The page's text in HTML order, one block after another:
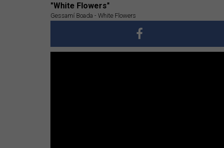
"White Flowers"
Gessamí Boada - White Flowers